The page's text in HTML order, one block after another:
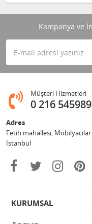
Kampanya ve
Müşteri Hizmetleri
0 216
Adres
Fetih mahallesi,
İstanbul
KURUMSAL